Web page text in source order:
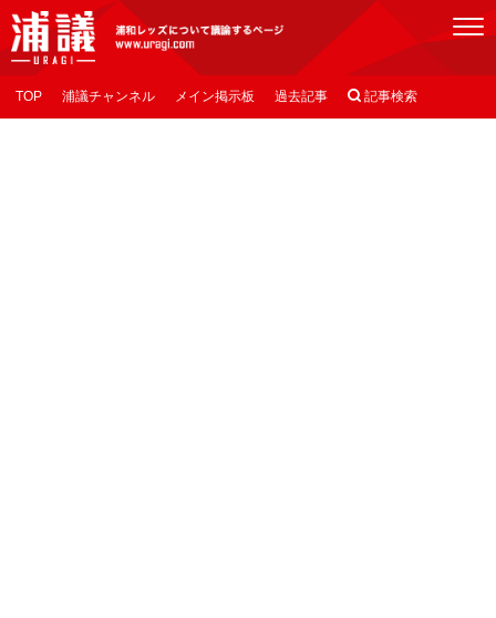
[浦議]浦和レッズについて議論するページ
TOP 浦議チャンネル メイン掲示板 過去記事  記事検索